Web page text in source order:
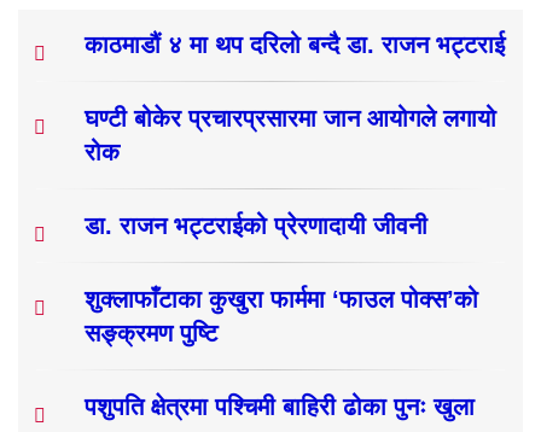
काठमाडौं ४ मा थप दरिलो बन्दै डा. राजन भट्टराई
घण्टी बोकेर प्रचारप्रसारमा जान आयोगले लगायो
रोक
डा. राजन भट्टराईको प्रेरणादायी जीवनी
शुक्लाफाँटाका कुखुरा फार्ममा ‘फाउल पोक्स’को
सङ्क्रमण पुष्टि
पशुपति क्षेत्रमा पश्चिमी बाहिरी ढोका पुनः खुला